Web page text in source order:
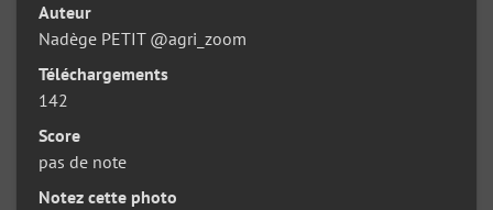
Auteur
Nadège PETIT @agri_zoom
Téléchargements
142
Score
pas de note
Notez cette photo